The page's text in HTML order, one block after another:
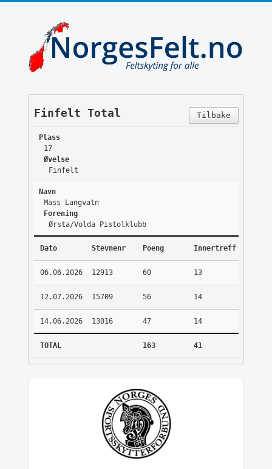
Tilbake
Finfelt Total
Plass
17
Øvelse
Finfelt
Navn
Mass Langvatn
Forening
Ørsta/Volda Pistolklubb
Dato Stevnenr Poeng Innertreff
06.06.2026 12913 60 13
12.07.2026 15709 56 14
14.06.2026 13016 47 14
TOTAL 163 41